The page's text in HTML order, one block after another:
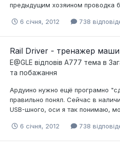
предыдущим хозяином проводка
6 січня, 2012 738
Rail Driver - тренажер
E@GLE відповів A777 тема в
та побажання
Ардуино нужно ещё програмно
правильно понял. Сейчас в
USB-шного, оси я так понимаю,
6 січня, 2012 738